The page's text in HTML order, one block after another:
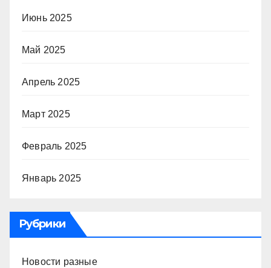
Июнь 2025
Май 2025
Апрель 2025
Март 2025
Февраль 2025
Январь 2025
Рубрики
Новости разные